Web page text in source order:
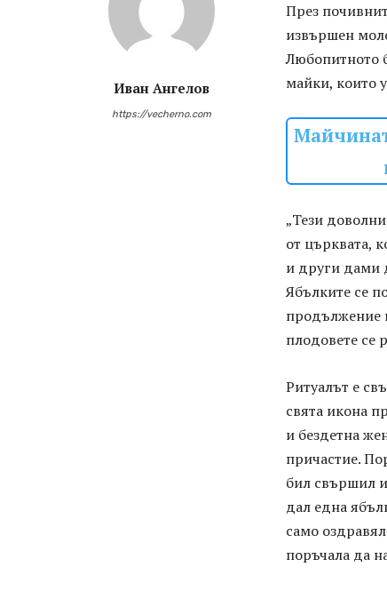
Иван Ангелов
https://vecherno.com
През
извършен
Любопитното
майки, които
„Тези
от църквата,
и други дами
Ябълките се
продължение
плодовете се
Ритуалът е
свята икона
и бездетна
причастие.
бил свършил
дал една
само
поръчала да